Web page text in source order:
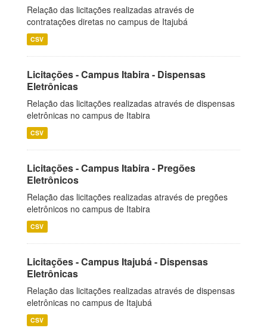
Relação das licitações realizadas através de
contratações diretas no campus de Itajubá
CSV
Licitações - Campus Itabira - Dispensas
Eletrônicas
Relação das licitações realizadas através de dispensas
eletrônicas no campus de Itabira
CSV
Licitações - Campus Itabira - Pregões
Eletrônicos
Relação das licitações realizadas através de pregões
eletrônicos no campus de Itabira
CSV
Licitações - Campus Itajubá - Dispensas
Eletrônicas
Relação das licitações realizadas através de dispensas
eletrônicas no campus de Itajubá
CSV